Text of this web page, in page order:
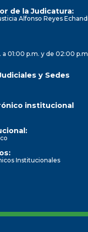
de la Judicatura:
Alfonso Reyes
01:00 p.m. y de 02:00
y Sedes
institucional
Institucionales